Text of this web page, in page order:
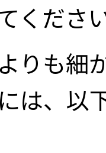
くださ
りも細
は、以